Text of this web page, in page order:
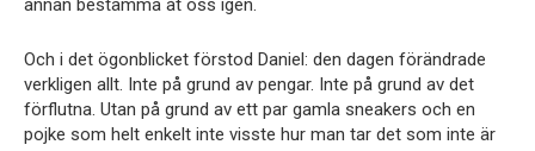
annan bestämma åt oss igen.
Och i det ögonblicket förstod Daniel: den dagen förändrade
verkligen allt. Inte på grund av pengar. Inte på grund av det
förflutna. Utan på grund av ett par gamla sneakers och en
pojke som helt enkelt inte visste hur man tar det som inte är